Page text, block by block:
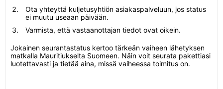
Ota yhteyttä kuljetusyhtiön asiakaspalveluun, jos status
ei muutu useaan päivään.
Varmista, että vastaanottajan tiedot ovat oikein.
Jokainen seurantastatus kertoo tärkeän vaiheen lähetyksen
matkalla Mauritiukselta Suomeen. Näin voit seurata pakettiasi
luotettavasti ja tietää aina, missä vaiheessa toimitus on.